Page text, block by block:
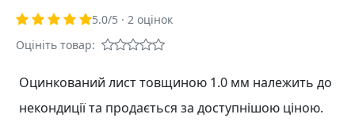
5.0/5 · 2 оцінок
Оцініть товар:
Оцинкований лист товщиною 1.0 мм належить до
некондиції та продається за доступнішою ціною.